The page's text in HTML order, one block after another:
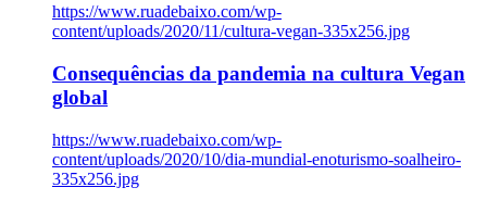
https://www.ruadebaixo.com/wp-
content/uploads/2020/11/cultura-vegan-335x256.jpg
Consequências da pandemia na cultura Vegan
global
https://www.ruadebaixo.com/wp-
content/uploads/2020/10/dia-mundial-enoturismo-soalheiro-
335x256.jpg